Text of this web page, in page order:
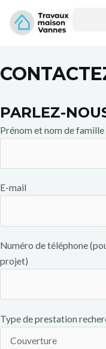
contenu
PARLEZ-
Prénom et nom de famille
E-mail
Numéro de téléphone
projet)
Type de prestation